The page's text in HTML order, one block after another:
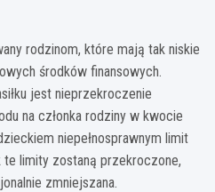
rodzinom, które mają tak niskie
środków finansowych.
jest nieprzekroczenie
na członka rodziny w kwocie
niepełnosprawnym limit
te limity zostaną przekroczone,
zmniejszana.